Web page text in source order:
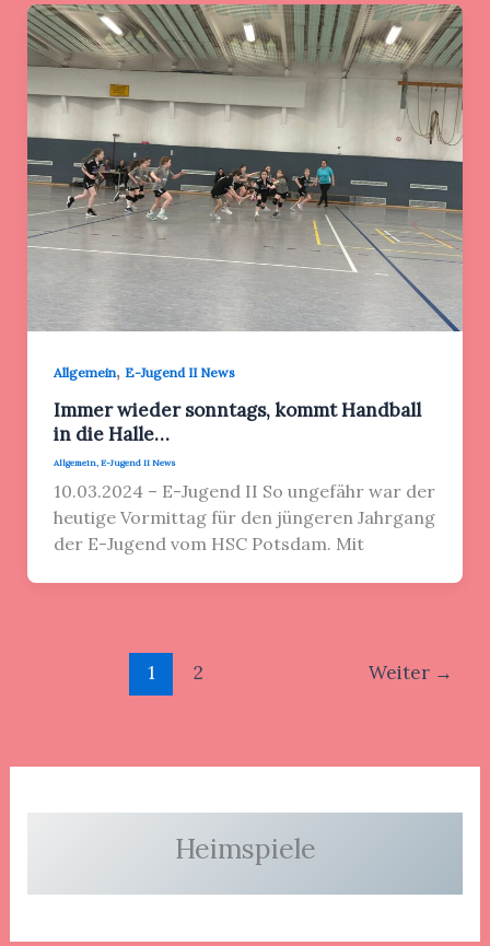
Allgemein, E-Jugend II News
Immer wieder sonntags, kommt Handball
in die Halle…
Allgemein, E-Jugend II News
10.03.2024 – E-Jugend II So ungefähr war der
heutige Vormittag für den jüngeren Jahrgang
der E-Jugend vom HSC Potsdam. Mit
1 2 Weiter →
Heimspiele